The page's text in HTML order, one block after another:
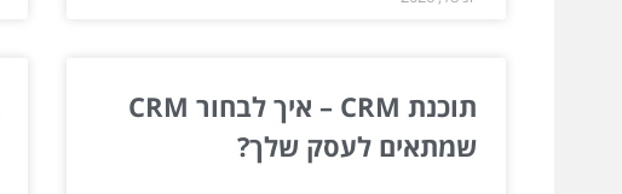
תוכנת CRM – איך לבחור CRM
שמתאים לעסק שלך?